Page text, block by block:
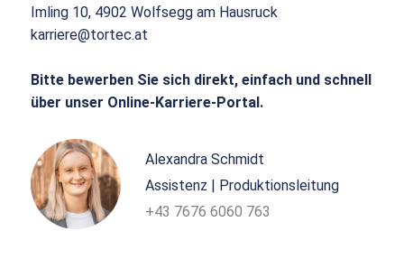
Imling 10, 4902 Wolfsegg am Hausruck
karriere@tortec.at
Bitte bewerben Sie sich direkt, einfach und schnell
über unser Online-Karriere-Portal.
Alexandra Schmidt
Assistenz | Produktionsleitung
+43 7676 6060 763